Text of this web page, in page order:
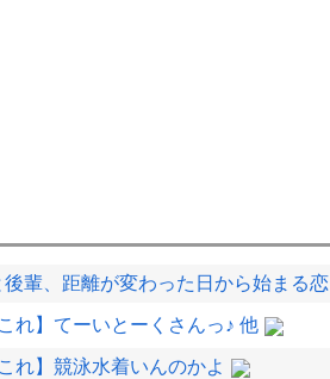
後輩、距離が変わった日から始まる恋
これ】てーいとーくさんっ♪ 他
これ】競泳水着いんのかよ